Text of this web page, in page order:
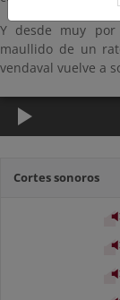
Y desde muy
maullido de un
vendaval vuelve a
Cortes sonoros